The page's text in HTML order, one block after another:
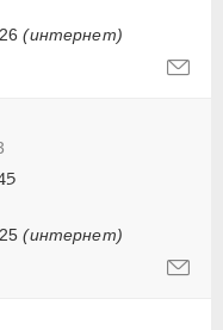
(интернет)
(интернет)